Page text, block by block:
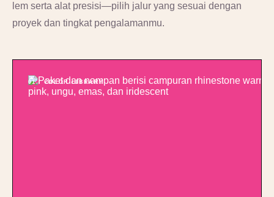
lem serta alat presisi—pilih jalur yang sesuai dengan
proyek dan tingkat pengalamanmu.
01 / COLOR LIBRARY